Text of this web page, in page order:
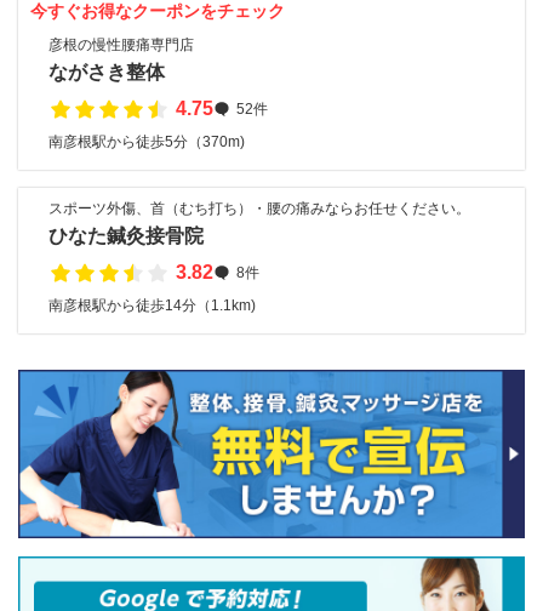
今すぐお得なクーポンをチェック
彦根の慢性腰痛専門店
ながさき整体
4.75
52件
南彦根駅から徒歩5分（370m)
スポーツ外傷、首（むち打ち）・腰の痛みならお任せください。
ひなた鍼灸接骨院
3.82
8件
南彦根駅から徒歩14分（1.1km)